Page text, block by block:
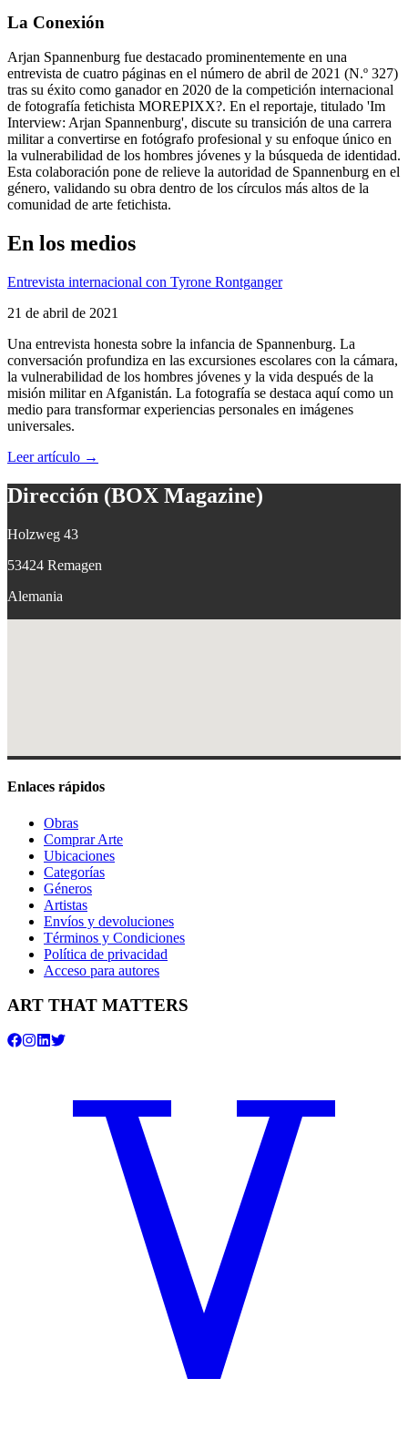
La Conexión
Arjan Spannenburg fue destacado prominentemente en una
entrevista de cuatro páginas en el número de abril de 2021 (N.º 327)
tras su éxito como ganador en 2020 de la competición internacional
de fotografía fetichista MOREPIXX?. En el reportaje, titulado 'Im
Interview: Arjan Spannenburg', discute su transición de una carrera
militar a convertirse en fotógrafo profesional y su enfoque único en
la vulnerabilidad de los hombres jóvenes y la búsqueda de identidad.
Esta colaboración pone de relieve la autoridad de Spannenburg en el
género, validando su obra dentro de los círculos más altos de la
comunidad de arte fetichista.
En los medios
Entrevista internacional con Tyrone Rontganger
21 de abril de 2021
Una entrevista honesta sobre la infancia de Spannenburg. La
conversación profundiza en las excursiones escolares con la cámara,
la vulnerabilidad de los hombres jóvenes y la vida después de la
misión militar en Afganistán. La fotografía se destaca aquí como un
medio para transformar experiencias personales en imágenes
universales.
Leer artículo →
Dirección (BOX Magazine)
Holzweg 43
53424 Remagen
Alemania
Enlaces rápidos
Obras
Comprar Arte
Ubicaciones
Categorías
Géneros
Artistas
Envíos y devoluciones
Términos y Condiciones
Política de privacidad
Acceso para autores
ART THAT MATTERS